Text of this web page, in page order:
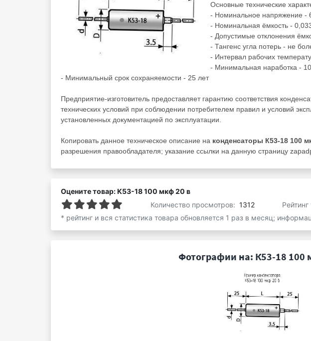
Основные технические
- Номинальное напряжение -
- Номинальная ёмкость -
- Допустимые отклонения
- Тангенс угла потерь - не
- Интервал рабочих
- Минимальная наработка -
- Минимальный срок сохраняемости - 25 лет
Предприятие-изготовитель предоставляет гарантию соответствия
технических условий при соблюдении потребителем правил и условий
установленных документацией по эксплуатации.
Копировать данное техническое описание на конденсаторы К53-18 100
разрешения правообладателя; указание ссылки на данную страницу
Оцените товар: К53-18 100 мкф 20 в
Количество просмотров: 1312
* рейтинг и вся статистика товара обновляется 1 раз в месяц;
Фотографии на: К53-18 100